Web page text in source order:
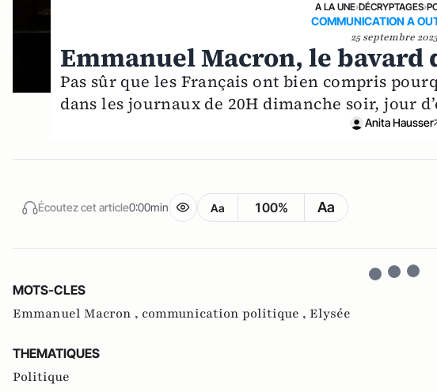
A LA UNE›DÉCRYPTAGES›
COMMUNICATION A
25 septembre
Emmanuel Macron, le bavard
Pas sûr que les Français ont bien compris
dans les journaux de 20H dimanche soir, jour
Anita Hausser
Écoutez cet article0:00min Aa 100% Aa
MOTS-CLES
Emmanuel Macron , communication politique , Elysée
THEMATIQUES
Politique